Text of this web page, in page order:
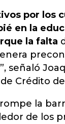
por los
en la
la falta
señaló
Crédito
la
de los